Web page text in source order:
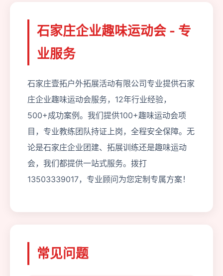
石家庄企业趣味运动会 - 专
业服务
石家庄壹拓户外拓展活动有限公司专业提供石家
庄企业趣味运动会服务，12年行业经验，
500+成功案例。我们提供100+趣味运动会项
目，专业教练团队持证上岗，全程安全保障。无
论是石家庄企业团建、拓展训练还是趣味运动
会，我们都提供一站式服务。拨打
13503339017，专业顾问为您定制专属方案！
常见问题